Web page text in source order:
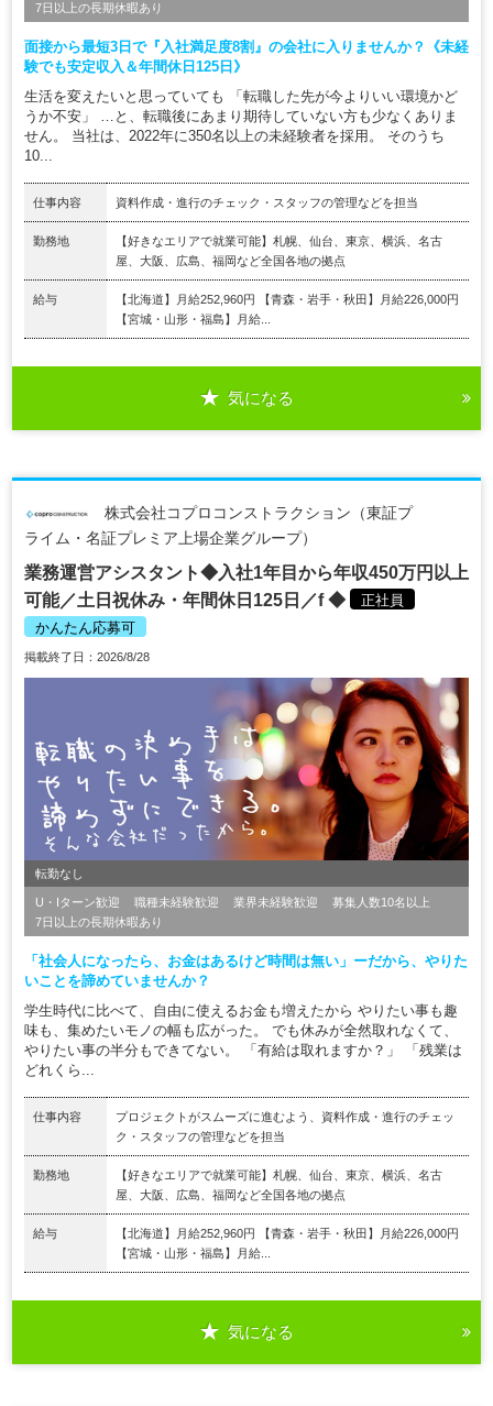
7日以上の長期休暇あり
面接から最短3日で『入社満足度8割』の会社に入りませんか？《未経
験でも安定収入＆年間休日125日》
生活を変えたいと思っていても 「転職した先が今よりいい環境かど
うか不安」 …と、転職後にあまり期待していない方も少なくありま
せん。 当社は、2022年に350名以上の未経験者を採用。 そのうち
10...
仕事内容 資料作成・進行のチェック・スタッフの管理などを担当
勤務地
【好きなエリアで就業可能】札幌、仙台、東京、横浜、名古
屋、大阪、広島、福岡など全国各地の拠点
給与
【北海道】月給252,960円 【青森・岩手・秋田】月給226,000円
【宮城・山形・福島】月給...
気になる
株式会社コプロコンストラクション（東証プ
ライム・名証プレミア上場企業グループ）
業務運営アシスタント◆入社1年目から年収450万円以上
可能／土日祝休み・年間休日125日／f ◆
正社員
かんたん応募可
掲載終了日：2026/8/28
転勤なし
U・Iターン歓迎 職種未経験歓迎 業界未経験歓迎
募集人数10名以上
7日以上の長期休暇あり
「社会人になったら、お金はあるけど時間は無い」ーだから、やりた
いことを諦めていませんか？
学生時代に比べて、自由に使えるお金も増えたから やりたい事も趣
味も、集めたいモノの幅も広がった。 でも休みが全然取れなくて、
やりたい事の半分もできてない。 「有給は取れますか？」 「残業は
どれくら...
仕事内容
プロジェクトがスムーズに進むよう、資料作成・進行のチェッ
ク・スタッフの管理などを担当
勤務地
【好きなエリアで就業可能】札幌、仙台、東京、横浜、名古
屋、大阪、広島、福岡など全国各地の拠点
給与
【北海道】月給252,960円 【青森・岩手・秋田】月給226,000円
【宮城・山形・福島】月給...
気になる